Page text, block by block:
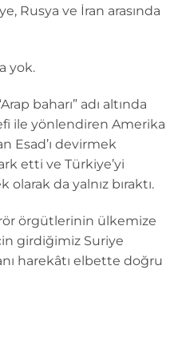
Rusya ve İran arasında
yok.
baharı” adı altında
ile yönlendiren Amerika
Esad’ı devirmek
etti ve Türkiye’yi
da yalnız bıraktı.
örgütlerinin ülkemize
girdiğimiz Suriye
harekâtı elbette doğru